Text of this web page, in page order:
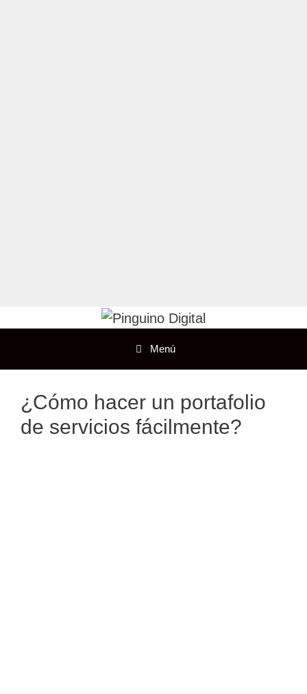
Menú
¿Cómo hacer un portafolio
de servicios fácilmente?